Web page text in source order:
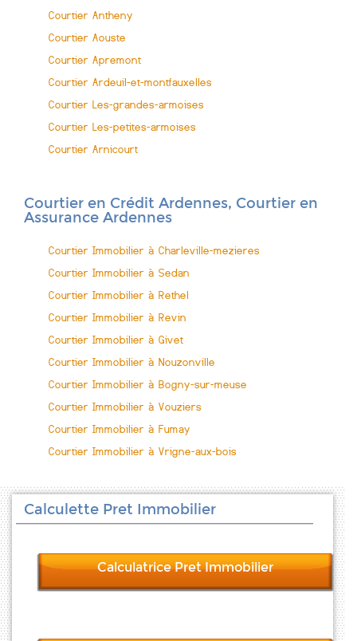
Courtier Antheny
Courtier Aouste
Courtier Apremont
Courtier Ardeuil-et-montfauxelles
Courtier Les-grandes-armoises
Courtier Les-petites-armoises
Courtier Arnicourt
Courtier en Crédit Ardennes, Courtier en
Assurance Ardennes
Courtier Immobilier à Charleville-mezieres
Courtier Immobilier à Sedan
Courtier Immobilier à Rethel
Courtier Immobilier à Revin
Courtier Immobilier à Givet
Courtier Immobilier à Nouzonville
Courtier Immobilier à Bogny-sur-meuse
Courtier Immobilier à Vouziers
Courtier Immobilier à Fumay
Courtier Immobilier à Vrigne-aux-bois
Calculette Pret Immobilier
Calculatrice Pret Immobilier